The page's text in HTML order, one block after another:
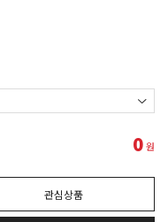
0원
관심상품